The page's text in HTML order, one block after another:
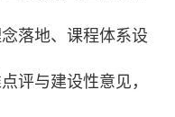
落地、课程体系设
评与建设性意见，